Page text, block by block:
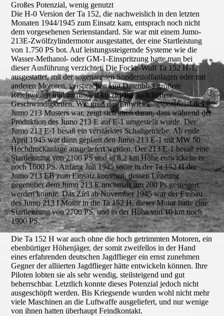
Großes Potenzial, wenig genutzt
Die H-0 Version der Ta 152, die nachweislich in den letzten
Monaten 1944/1945 zum Einsatz kam, entsprach noch nicht
dem vorgesehenen Serienstandard. Sie war mit einem Jumo-
213E-Zwölfzylindermotor ausgestattet, der eine Startleistung
von 1.750 PS bot. Auf leistungssteigernde Systeme wie die
Wasser-Methanol- oder GM-1-Einspritzung hatte man bei
dieser Ausführung verzichtet. Die Focke-Wulf Ta 152 H-1,
ausgestattet, mit der sogenannten Sonderstoffanlagen oder mit
anderen Motoren, versprachen laut Datenblatt größere
Reichweiten und zumindest kurzfristig auch höhere
Geschwindigkeiten. Wie groß das Entwicklungspotenzial des
Jumo 213 Musters war, zeigt sich auch daran, dass während der
Produktion des Jumo 213 E auf E-1 umgestellt wurde. Der
Jumo 213 E-1 besaß ein verstärktes Schaltgetriebe. Ab ende
April 1945 war dann geplant den Jumo 213 E-1 mit MW 50
Hochdruckanlage ausgeliefert werden. Der 213 E-1 besaß eine
Startleistung von 2100 PS und in 8,2 km Höhe entwickelte er
noch 1600 PS. Anfang Juli 1945 sollte in der Ta 152 H der
Jumo 213 EB zum Einsatz kommen, dessen Leistung
gegenüber dem Jumo 213 E nochmals um 200 Ps gesteigert
werden konnte. Das Ziel ab November 1945 war der Einbau
des Jumo 213 I Motor in die Ta 152 H, dieser Motor hatte eine
Startleistung von 2700 PS, und in der Höhe von 10 km noch
1900 PS.
Die Ta 152 H war auch ohne die hoch getrimmten Motoren, ein
ebenbürtiger Höhenjäger, der somit zweifellos in der Hand
eines erfahrenden deutschen Jagdflieger ein ernst zunehmen
Gegner der alliierten Jagdflieger hätte entwickeln können. Ihre
Piloten lobten sie als sehr wendig, steilsteigend und gut
beherrschbar. Letztlich konnte dieses Potenzial jedoch nicht
ausgeschöpft werden. Bis Kriegsende wurden wohl nicht mehr
viele Maschinen an die Luftwaffe ausgeliefert, und nur wenige
von ihnen hatten überhaupt Feindkontakt.